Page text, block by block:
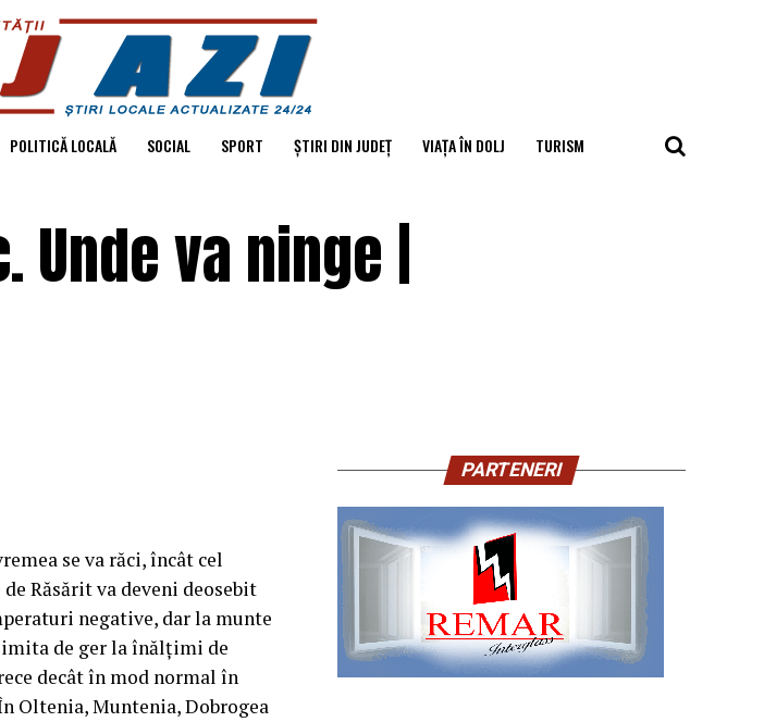
POLITICĂ LOCALĂ SOCIAL SPORT ȘTIRI DIN JUDEȚ VIAȚA ÎN DOLJ TURISM
va ninge |
se va răci, încât cel
Răsărit va deveni deosebit
negative, dar la munte
de ger la înălţimi de
decât în mod normal în
Oltenia, Muntenia, Dobrogea
PARTENERI